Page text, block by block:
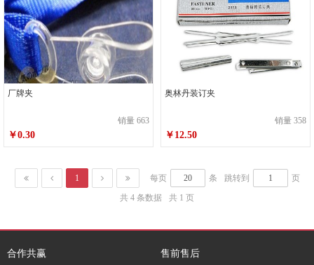
厂牌夹
销量 663
￥0.30
奥林丹装订夹
销量 358
￥12.50
1 每页 条 跳转到
页
共 4 条数据
共 1 页
合作共赢 售前售后